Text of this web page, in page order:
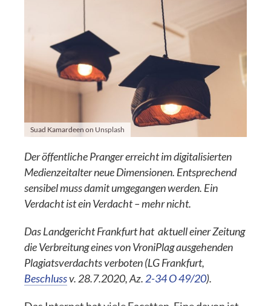
Suad Kamardeen on Unsplash
Der öffentliche Pranger erreicht im digitalisierten
Medienzeitalter neue Dimensionen. Entsprechend
sensibel muss damit umgegangen werden. Ein
Verdacht ist ein Verdacht – mehr nicht.
Das Landgericht Frankfurt hat aktuell einer Zeitung
die Verbreitung eines von VroniPlag ausgehenden
Plagiatsverdachts verboten (LG Frankfurt,
Beschlussv. 28.7.2020, Az.2-34 O 49/20).